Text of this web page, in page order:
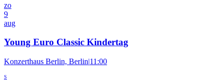
zo
9
aug
Young Euro Classic Kindertag
Konzerthaus Berlin, Berlin|11:00
S